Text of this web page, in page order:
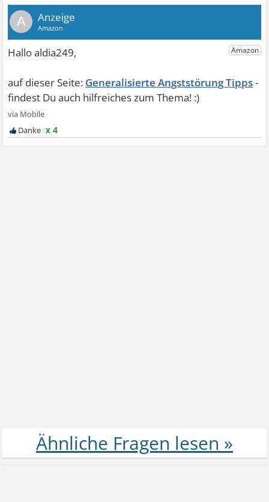
A
Generalisierte Angststörung Tipps
x 4